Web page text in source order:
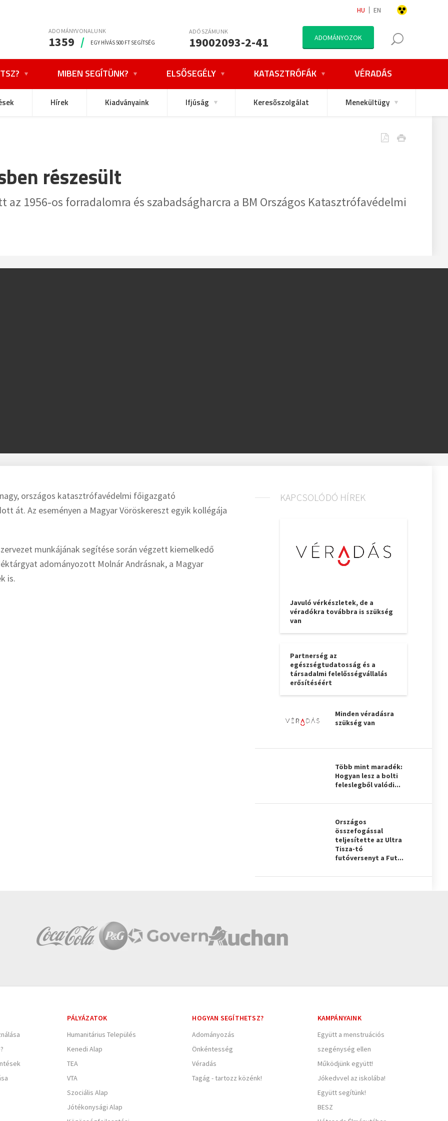
HU EN
ADOMÁNYVONALUNK
1359 / EGY HÍVÁS 500 FT SEGÍTSÉG
ADÓSZÁMUNK
19002093-2-41 ADOMÁNYOZOK
MIBEN SEGÍTÜNK? ELSŐSEGÉLY KATASZTRÓFÁK VÉRADÁS
Hírek Kiadványaink Ifjúság Keresőszolgálat Menekültügy
részesült
1956-os forradalomra és szabadságharcra a BM Országos Katasztrófavédelmi
országos katasztrófavédelmi főigazgató
át. Az eseményen a Magyar Vöröskereszt egyik kollégája
munkájának segítése során végzett kiemelkedő
adományozott Molnár Andrásnak, a Magyar
is.
KAPCSOLÓDÓ HÍREK
Javuló vérkészletek, de a
véradókra továbbra is szükség
van
Partnerség az
egészségtudatosság és a
társadalmi felelősségvállalás
erősítéséért
Minden véradásra
szükség van
Több mint maradék:
Hogyan lesz a bolti
feleslegből valódi...
Országos
összefogással
teljesítette az Ultra
Tisza-tó
futóversenyt a Fut...
PÁLYÁZATOK
Humanitárius Település
Kenedi Alap
TEA
VTA
Szociális Alap
Jótékonysági Alap
HOGYAN SEGÍTHETSZ?
Adományozás
Önkéntesség
Véradás
Tagág - tartozz közénk!
KAMPÁNYAINK
Együtt a menstruációs
szegénység ellen
Működjünk együtt!
Jókedvvel az iskolába!
Együtt segítünk!
BESZ